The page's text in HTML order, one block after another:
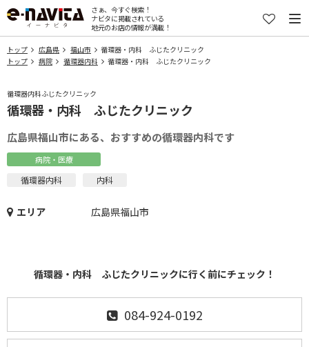
さぁ、今すぐ検索！
ナビタに掲載されている
地元のお店の情報が満載！
トップ 広島県 福山市
循環器・内科 ふじたクリニック
トップ
病院 循環器内科 循環器・内科 ふじたクリニック
循環器内科ふじたクリニック
循環器・内科 ふじたクリニック
広島県福山市にある、おすすめの循環器内科です
病院・医療
循環器内科 内科
エリア 広島県福山市
循環器・内科 ふじたクリニックに行く前にチェック！
084-924-0192